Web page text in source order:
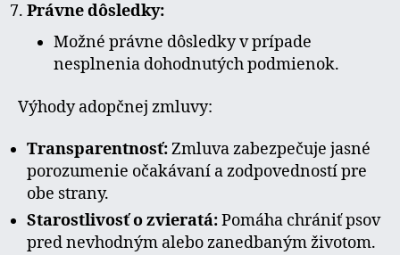
Právne dôsledky:
Možné právne dôsledky v prípade
nesplnenia dohodnutých podmienok.
Výhody adopčnej zmluvy:
Transparentnosť:Zmluva zabezpečuje jasné
porozumenie očakávaní a zodpovedností pre
obe strany.
Starostlivosť o zvieratá:Pomáha chrániť psov
pred nevhodným alebo zanedbaným životom.